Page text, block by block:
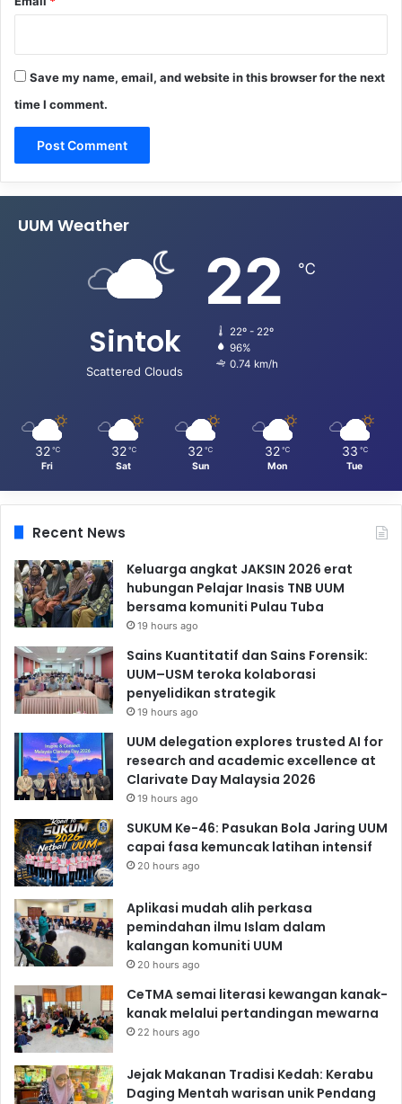
Save my name, email, and website in this browser for the next
time I comment.
UUM Weather
Sintok
Scattered Clouds
22 ℃
22º - 22º
96%
0.74 km/h
32 ℃
Fri
32 ℃
Sat
32 ℃
Sun
32 ℃
Mon
33 ℃
Tue
Recent News
Keluarga angkat JAKSIN 2026 erat
hubungan Pelajar Inasis TNB UUM
bersama komuniti Pulau Tuba
19 hours ago
Sains Kuantitatif dan Sains Forensik:
UUM–USM teroka kolaborasi
penyelidikan strategik
19 hours ago
UUM delegation explores trusted AI for
research and academic excellence at
Clarivate Day Malaysia 2026
19 hours ago
SUKUM Ke-46: Pasukan Bola Jaring UUM
capai fasa kemuncak latihan intensif
20 hours ago
Aplikasi mudah alih perkasa
pemindahan ilmu Islam dalam
kalangan komuniti UUM
20 hours ago
CeTMA semai literasi kewangan kanak-
kanak melalui pertandingan mewarna
22 hours ago
Jejak Makanan Tradisi Kedah: Kerabu
Daging Mentah warisan unik Pendang